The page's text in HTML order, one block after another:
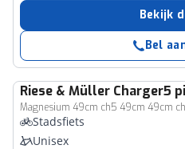
Bekijk
Bel
Riese & Müller Charger5
Magnesium 49cm ch5 49cm 49cm
Stadsfiets
Unisex